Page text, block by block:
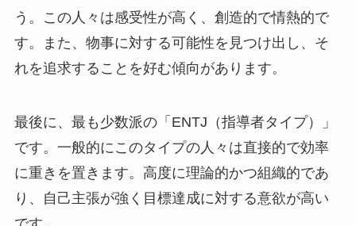
う。この人々は感受性が高く、創造的で情熱的で
す。また、物事に対する可能性を見つけ出し、そ
れを追求することを好む傾向があります。
最後に、最も少数派の「ENTJ（指導者タイプ）」
です。一般的にこのタイプの人々は直接的で効率
に重きを置きます。高度に理論的かつ組織的であ
り、自己主張が強く目標達成に対する意欲が高い